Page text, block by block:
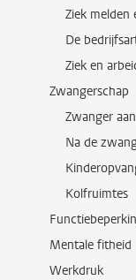
Ziek melden
De
Ziek en
Zwangerschap
Zwanger
Na de
Kolfruimtes
Mentale fitheid
Werkdruk